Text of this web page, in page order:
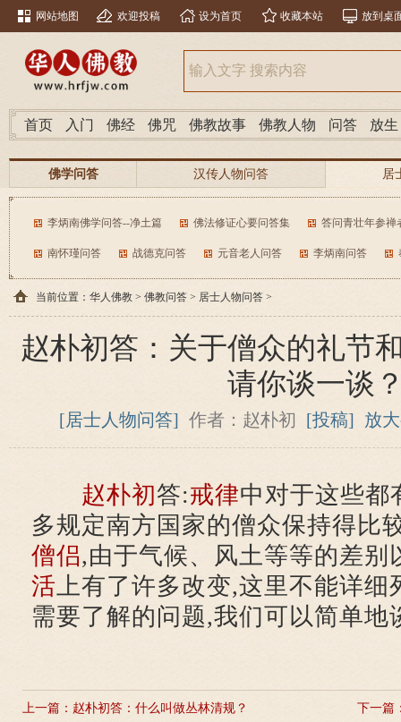
网站地图 欢迎投稿 设为首页 收藏本站 放到桌
首页 入门 佛经 佛咒 佛教故事 佛教人物 问答 放生
佛学问答 汉传人物问答
居
南传人物问答
分类问答
李炳南佛学问答--净土篇 佛法修证心要问答集 答问青壮年参禅
南怀瑾问答 战德克问答 元音老人问答 李炳南问答
当前位置： 华人佛教 > 佛教问答 > 居士人物问答 >
赵朴初答：关于僧众的礼节
请你谈一谈
[居士人物问答] 作者：赵朴初 [投稿] 放
赵朴初答:戒律中对于这些都
多规定南方国家的僧众保持得比
僧侣,由于气候、风土等等的差别
活上有了许多改变,这里不能详细
需要了解的问题,我们可以简单地
上一篇： 赵朴初答：什么叫做丛林清规？ 下一篇